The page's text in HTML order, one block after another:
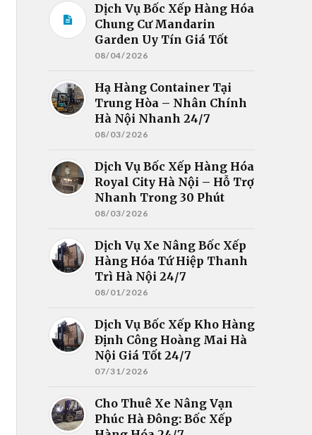
Dịch Vụ Bốc Xếp Hàng Hóa
Chung Cư Mandarin
Garden Uy Tín Giá Tốt
08/04/2026
Hạ Hàng Container Tại
Trung Hòa – Nhân Chính
Hà Nội Nhanh 24/7
08/03/2026
Dịch Vụ Bốc Xếp Hàng Hóa
Royal City Hà Nội – Hỗ Trợ
Nhanh Trong 30 Phút
08/03/2026
Dịch Vụ Xe Nâng Bốc Xếp
Hàng Hóa Tứ Hiệp Thanh
Trì Hà Nội 24/7
08/01/2026
Dịch Vụ Bốc Xếp Kho Hàng
Định Công Hoàng Mai Hà
Nội Giá Tốt 24/7
07/31/2026
Cho Thuê Xe Nâng Vạn
Phúc Hà Đông: Bốc Xếp